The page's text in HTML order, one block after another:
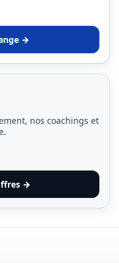
→
nos coachings et
→